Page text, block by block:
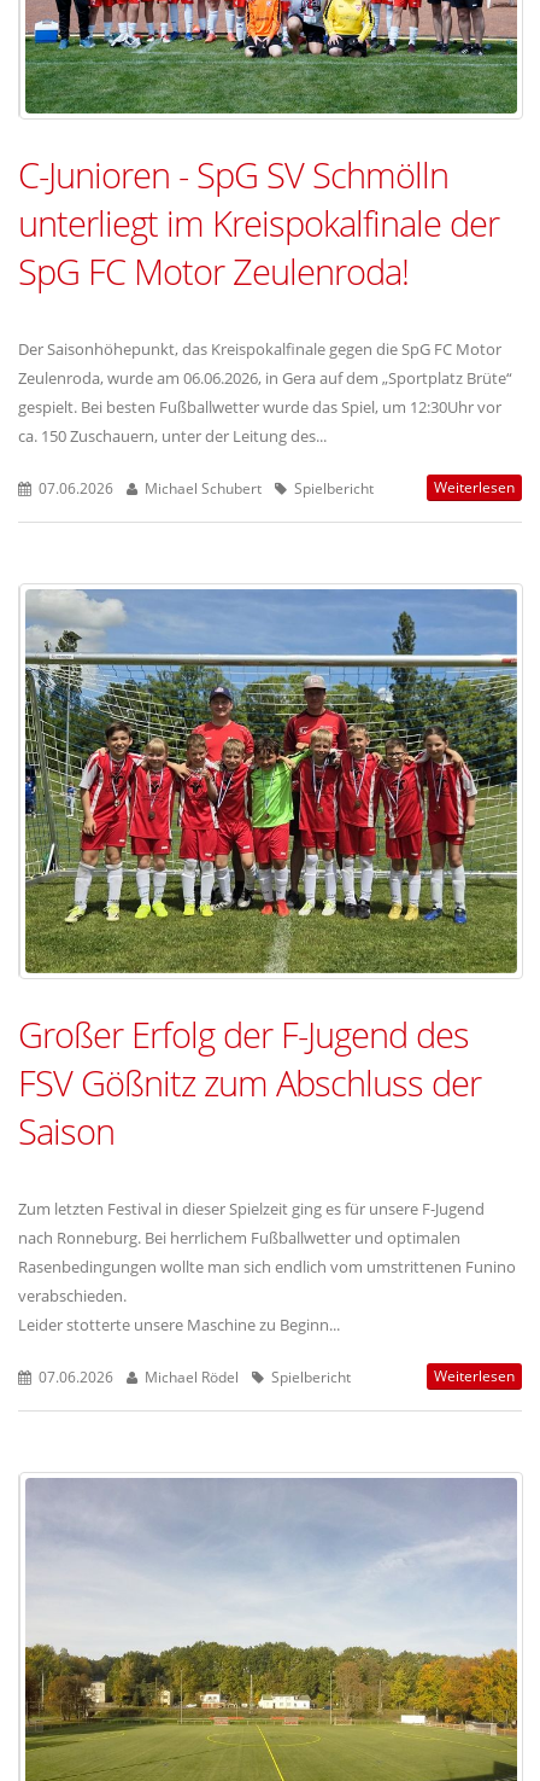
C-Junioren - SpG SV Schmölln
unterliegt im Kreispokalfinale der
SpG FC Motor Zeulenroda!
Der Saisonhöhepunkt, das Kreispokalfinale gegen die SpG FC Motor
Zeulenroda, wurde am 06.06.2026, in Gera auf dem „Sportplatz Brüte“
gespielt. Bei besten Fußballwetter wurde das Spiel, um 12:30Uhr vor
ca. 150 Zuschauern, unter der Leitung des...
07.06.2026 Michael Schubert Spielbericht Weiterlesen
Großer Erfolg der F-Jugend des
FSV Gößnitz zum Abschluss der
Saison
Zum letzten Festival in dieser Spielzeit ging es für unsere F-Jugend
nach Ronneburg. Bei herrlichem Fußballwetter und optimalen
Rasenbedingungen wollte man sich endlich vom umstrittenen Funino
verabschieden.
Leider stotterte unsere Maschine zu Beginn...
07.06.2026 Michael Rödel Spielbericht Weiterlesen